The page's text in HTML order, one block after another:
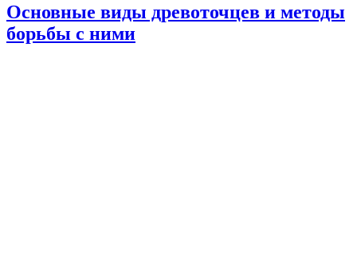
Основные виды древоточцев и методы
борьбы с ними